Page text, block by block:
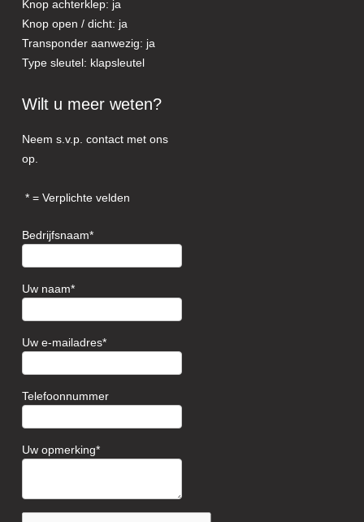
Knop achterklep: ja
Knop open / dicht: ja
Transponder aanwezig: ja
Type sleutel: klapsleutel
Wilt u meer weten?
Neem s.v.p. contact met ons
op.
= Verplichte velden
Bedrijfsnaam
Uw naam
Uw e-mailadres
Telefoonnummer
Uw opmerking